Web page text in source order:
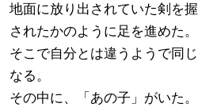
地面に放り出されていた剣を
されたかのように足を進めた。
そこで自分とは違うようで同
なる。
その中に、「あの子」がいた